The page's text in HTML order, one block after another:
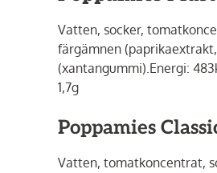
Vatten, socker,
färgämnen
(xantangummi).Energi:
1,7g
Poppamies
Vatten, tomatkoncentrat,